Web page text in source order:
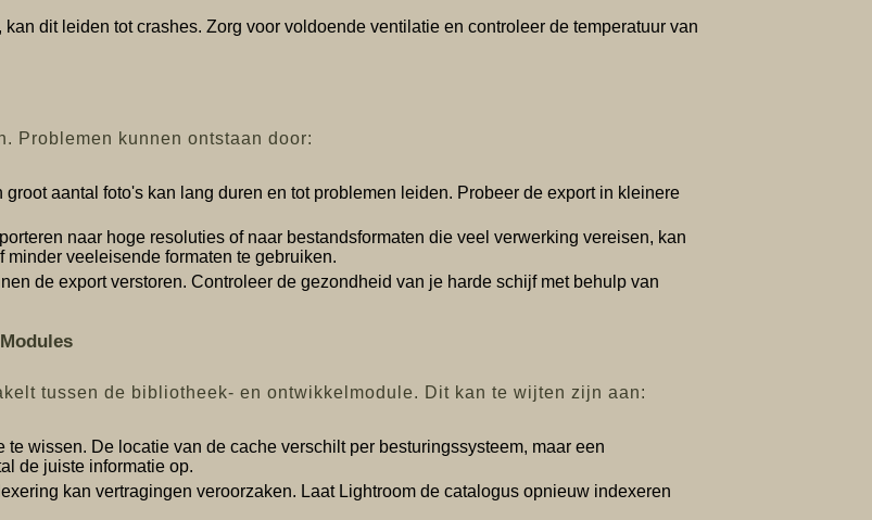
dit leiden tot crashes. Zorg voor voldoende ventilatie en controleer de temperatuur van
Problemen kunnen ontstaan door:
groot aantal foto's kan lang duren en tot problemen leiden. Probeer de export in kleinere
naar hoge resoluties of naar bestandsformaten die veel verwerking vereisen, kan
veeleisende formaten te gebruiken.
de export verstoren. Controleer de gezondheid van je harde schijf met behulp van
tussen de bibliotheek- en ontwikkelmodule. Dit kan te wijten zijn aan:
te wissen. De locatie van de cache verschilt per besturingssysteem, maar een
de juiste informatie op.
kan vertragingen veroorzaken. Laat Lightroom de catalogus opnieuw indexeren